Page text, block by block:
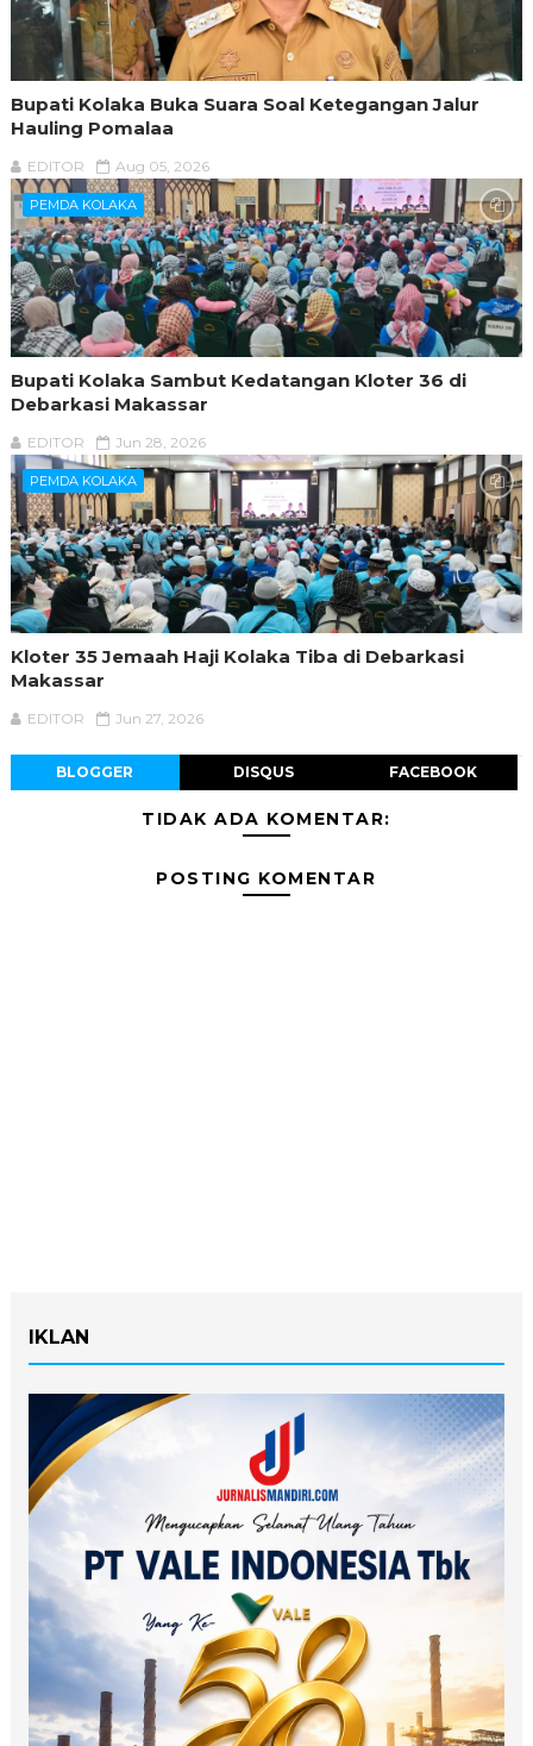
Bupati Kolaka Buka Suara Soal Ketegangan Jalur
Hauling Pomalaa
EDITOR Aug 05, 2026
PEMDA KOLAKA
Bupati Kolaka Sambut Kedatangan Kloter 36 di
Debarkasi Makassar
EDITOR Jun 28, 2026
PEMDA KOLAKA
Kloter 35 Jemaah Haji Kolaka Tiba di Debarkasi
Makassar
EDITOR Jun 27, 2026
BLOGGER DISQUS FACEBOOK
TIDAK ADA KOMENTAR:
POSTING KOMENTAR
IKLAN